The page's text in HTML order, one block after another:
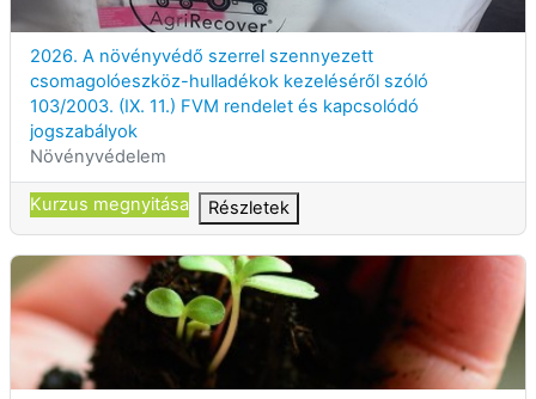
Kurzuscím
2026. A növényvédő szerrel szennyezett
csomagolóeszköz-hulladékok kezeléséről szóló
103/2003. (IX. 11.) FVM rendelet és kapcsolódó
jogszabályok
Kurzuskategória
Növényvédelem
Kurzus megnyitása Részletek
2026. A növényvédelmi tevékenységről szóló 43/2010.